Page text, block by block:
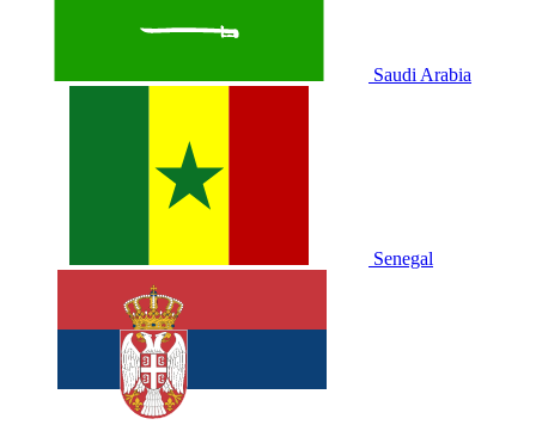
Saudi Arabia
Senegal